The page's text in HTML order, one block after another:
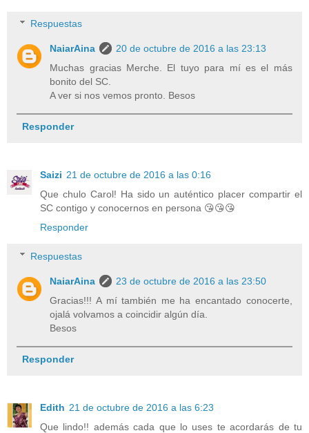
Respuestas
NaiarAina
20 de octubre de 2016 a las 23:13
Muchas gracias Merche. El tuyo para mí es el más
bonito del SC.
A ver si nos vemos pronto. Besos
Responder
Saizi 21 de octubre de 2016 a las 0:16
Que chulo Carol! Ha sido un auténtico placer compartir el
SC contigo y conocernos en persona 😘😘😘
Responder
Respuestas
NaiarAina
23 de octubre de 2016 a las 23:50
Gracias!!! A mí también me ha encantado conocerte,
ojalá volvamos a coincidir algún día.
Besos
Responder
Edith 21 de octubre de 2016 a las 6:23
Que lindo!! además cada que lo uses te acordarás de tu